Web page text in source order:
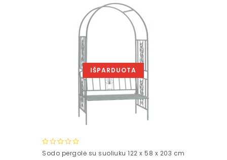
IŠPARDUOTA
0
Sodo pergolė su suoliuku 122 x 58 x 203 cm